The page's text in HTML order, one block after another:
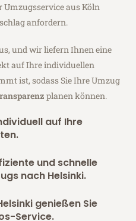
Umzugsservice aus Köln
anfordern.
und wir liefern Ihnen eine
auf Ihre individuellen
ist, sodass Sie Ihre Umzug
planen können.
auf Ihre
und schnelle
nach Helsinki.
genießen Sie
Service.